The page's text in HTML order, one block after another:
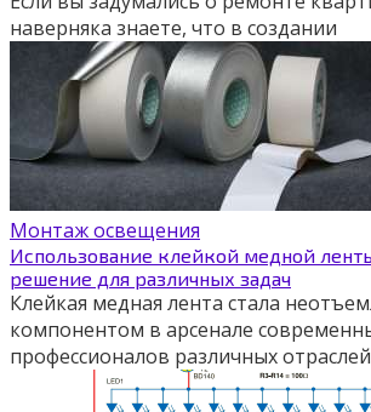
наверняка знаете, что в создании
Монтаж освещения
Использование клейкой медной
решение для различных задач
Клейкая медная лента стала
компонентом в арсенале
профессионалов различных